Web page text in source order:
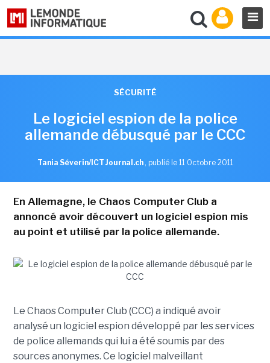
SÉCURITÉ
Le logiciel espion de la police
allemande débusqué par le CCC
Tania Séverin/ICT Journal.ch , publié le 11 Octobre 2011
En Allemagne, le Chaos Computer Club a
annoncé avoir découvert un logiciel espion mis
au point et utilisé par la police allemande.
Le Chaos Computer Club (CCC) a indiqué avoir
analysé un logiciel espion développé par les services
de police allemands qui lui a été soumis par des
sources anonymes. Ce logiciel malveillant